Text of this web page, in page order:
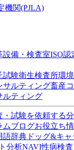
機関(PJLA)